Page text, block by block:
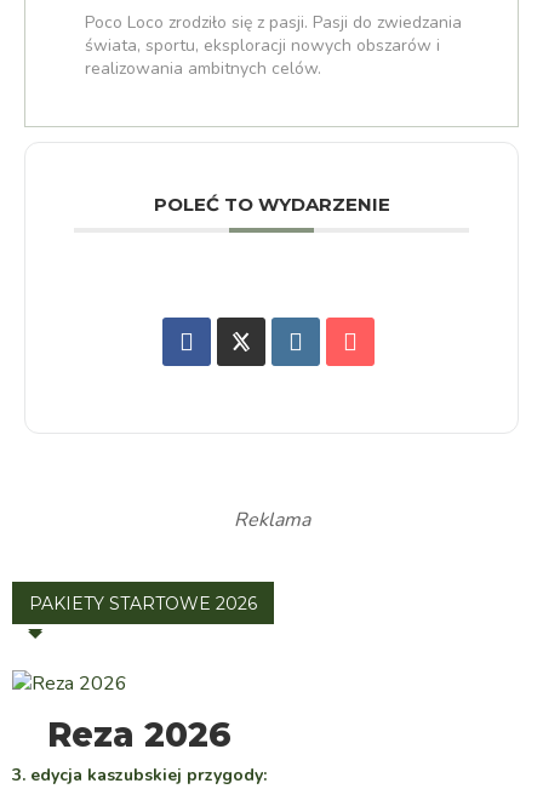
Poco Loco zrodziło się z pasji. Pasji do zwiedzania
świata, sportu, eksploracji nowych obszarów i
realizowania ambitnych celów.
POLEĆ TO WYDARZENIE
Reklama
PAKIETY STARTOWE 2026
WYBIERZ
Reza 2026
3. edycja kaszubskiej przygody: